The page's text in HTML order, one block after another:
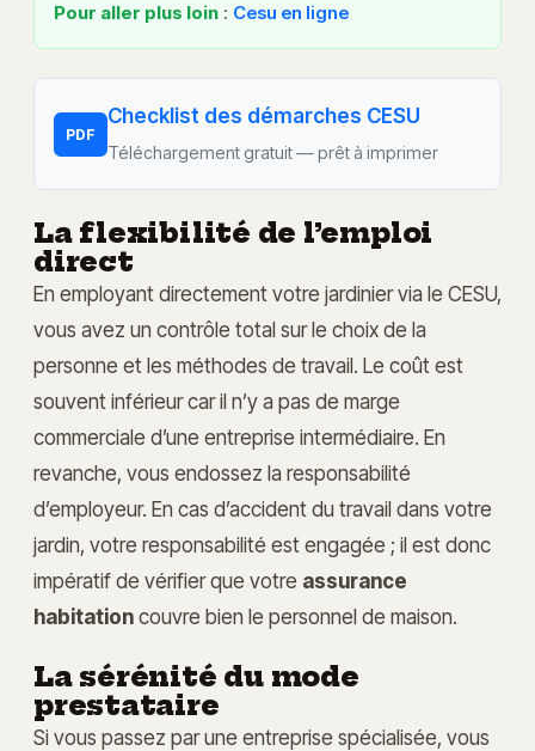
Pour aller plus loin : Cesu en ligne
PDF
Checklist des démarches CESU
Téléchargement gratuit — prêt à imprimer
La flexibilité de l’emploi
direct
En employant directement votre jardinier via le CESU,
vous avez un contrôle total sur le choix de la
personne et les méthodes de travail. Le coût est
souvent inférieur car il n’y a pas de marge
commerciale d’une entreprise intermédiaire. En
revanche, vous endossez la responsabilité
d’employeur. En cas d’accident du travail dans votre
jardin, votre responsabilité est engagée ; il est donc
impératif de vérifier que votre assurance
habitationcouvre bien le personnel de maison.
La sérénité du mode
prestataire
Si vous passez par une entreprise spécialisée, vous